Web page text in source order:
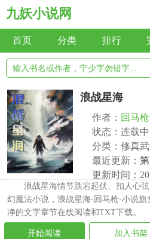
九妖小说网
首页 分类 排行
浪战星海
作者： 回马枪
状态：连载中
分类：修真
最近更新：
更新时间：
浪战星海情节跌宕起伏、扣人心
幻魔法小说，浪战星海-回马枪-小说
净的文字章节在线阅读和TXT下载。
开始阅读 加入书架